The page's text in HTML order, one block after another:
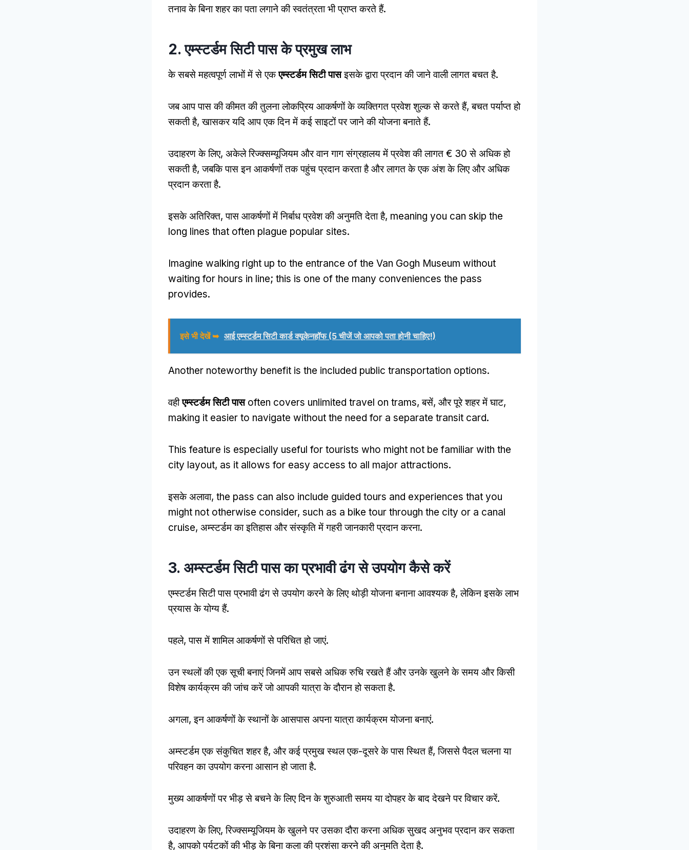
तनाव के बिना शहर का पता लगाने की स्वतंत्रता भी प्राप्त करते हैं.
2. एम्स्टर्डम सिटी पास के प्रमुख लाभ
के सबसे महत्वपूर्ण लाभों में से एकएम्स्टर्डम सिटी पासइसके द्वारा प्रदान की जाने वाली लागत बचत है.
जब आप पास की कीमत की तुलना लोकप्रिय आकर्षणों के व्यक्तिगत प्रवेश शुल्क से करते हैं, बचत पर्याप्त हो
सकती है, खासकर यदि आप एक दिन में कई साइटों पर जाने की योजना बनाते हैं.
उदाहरण के लिए, अकेले रिज्क्सम्यूजियम और वान गाग संग्रहालय में प्रवेश की लागत € 30 से अधिक हो
सकती है, जबकि पास इन आकर्षणों तक पहुंच प्रदान करता है और लागत के एक अंश के लिए और अधिक
प्रदान करता है.
इसके अतिरिक्त, पास आकर्षणों में निर्बाध प्रवेश की अनुमति देता है, meaning you can skip the
long lines that often plague popular sites.
Imagine walking right up to the entrance of the Van Gogh Museum without
waiting for hours in line; this is one of the many conveniences the pass
provides.
इसे भी देखें ➥ आई एम्स्टर्डम सिटी कार्ड क्यूकेनहॉफ (5 चीजें जो आपको पता होनी चाहिए!)
Another noteworthy benefit is the included public transportation options.
वहीएम्स्टर्डम सिटी पास often covers unlimited travel on trams, बसें, और पूरे शहर में घाट,
making it easier to navigate without the need for a separate transit card.
This feature is especially useful for tourists who might not be familiar with the
city layout, as it allows for easy access to all major attractions.
इसके अलावा, the pass can also include guided tours and experiences that you
might not otherwise consider, such as a bike tour through the city or a canal
cruise, अम्स्टर्डम का इतिहास और संस्कृति में गहरी जानकारी प्रदान करना.
3. अम्स्टर्डम सिटी पास का प्रभावी ढंग से उपयोग कैसे करें
एम्स्टर्डम सिटी पास प्रभावी ढंग से उपयोग करने के लिए थोड़ी योजना बनाना आवश्यक है, लेकिन इसके लाभ
प्रयास के योग्य हैं.
पहले, पास में शामिल आकर्षणों से परिचित हो जाएं.
उन स्थलों की एक सूची बनाएं जिनमें आप सबसे अधिक रुचि रखते हैं और उनके खुलने के समय और किसी
विशेष कार्यक्रम की जांच करें जो आपकी यात्रा के दौरान हो सकता है.
अगला, इन आकर्षणों के स्थानों के आसपास अपना यात्रा कार्यक्रम योजना बनाएं.
अम्स्टर्डम एक संकुचित शहर है, और कई प्रमुख स्थल एक-दूसरे के पास स्थित हैं, जिससे पैदल चलना या
परिवहन का उपयोग करना आसान हो जाता है.
मुख्य आकर्षणों पर भीड़ से बचने के लिए दिन के शुरुआती समय या दोपहर के बाद देखने पर विचार करें.
उदाहरण के लिए, रिज्क्सम्यूजियम के खुलने पर उसका दौरा करना अधिक सुखद अनुभव प्रदान कर सकता
है, आपको पर्यटकों की भीड़ के बिना कला की प्रशंसा करने की अनुमति देता है.